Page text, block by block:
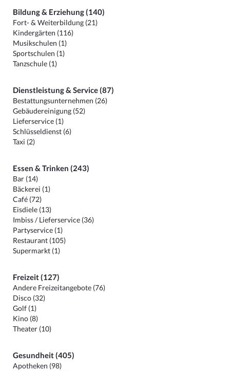
Bildung & Erziehung (140)
Fort- & Weiterbildung (21)
Kindergärten (116)
Musikschulen (1)
Sportschulen (1)
Tanzschule (1)
Dienstleistung & Service (87)
Bestattungsunternehmen (26)
Gebäudereinigung (52)
Lieferservice (1)
Schlüsseldienst (6)
Taxi (2)
Essen & Trinken (243)
Bar (14)
Bäckerei (1)
Café (72)
Eisdiele (13)
Imbiss / Lieferservice (36)
Partyservice (1)
Restaurant (105)
Supermarkt (1)
Freizeit (127)
Andere Freizeitangebote (76)
Disco (32)
Golf (1)
Kino (8)
Theater (10)
Gesundheit (405)
Apotheken (98)